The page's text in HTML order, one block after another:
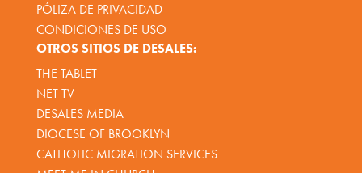
PÓLIZA DE PRIVACIDAD
CONDICIONES DE USO
OTROS SITIOS DE DESALES:
THE TABLET
NET TV
DESALES MEDIA
DIOCESE OF BROOKLYN
CATHOLIC MIGRATION SERVICES